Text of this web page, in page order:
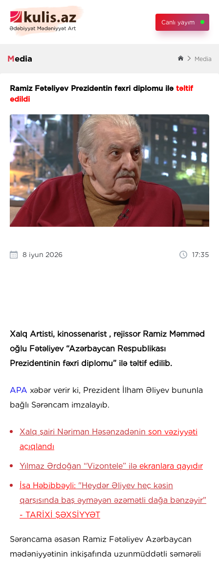
Canlı yayım
Media Media
Ramiz Fətəliyev Prezidentin fəxri diplomu ilə təltif
edildi
8 iyun 2026 17:35
Xalq Artisti, kinossenarist , rejissor Ramiz Məmməd
oğlu Fətəliyev “Azərbaycan Respublikası
Prezidentinin fəxri diplomu” ilə təltif edilib.
APA xəbər verir ki, Prezident İlham Əliyev bununla
bağlı Sərəncam imzalayıb.
Xalq şairi Nəriman Həsənzadənin son vəziyyəti
açıqlandı
Yılmaz Ərdoğan “Vizontele” ilə ekranlara qayıdır
İsa Həbibbəyli: "Heydər Əliyev heç kəsin
qarşısında baş əyməyən əzəmətli dağa bənzəyir"
- TARİXİ ŞƏXSİYYƏT
Sərəncama əsasən Ramiz Fətəliyev Azərbaycan
mədəniyyətinin inkişafında uzunmüddətli səmərəli